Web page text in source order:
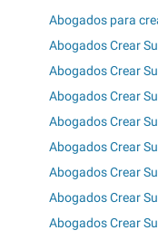
Abogados para
Abogados Crear
Abogados Crear
Abogados Crear
Abogados Crear
Abogados Crear
Abogados Crear
Abogados Crear
Abogados Crear